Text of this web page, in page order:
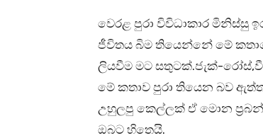
වෙරළ පුරා විවිධාකාර මිනිස්සු
ජීවිතය බිම තියෙන්නේ මේ
ලියවීම මට සතුටක්.ජැක්-
මේ කතාව පුරා තියෙන බව
උහුලපු කෙල්ලක් ඒ මොන
ඔබට හිතෙයි.